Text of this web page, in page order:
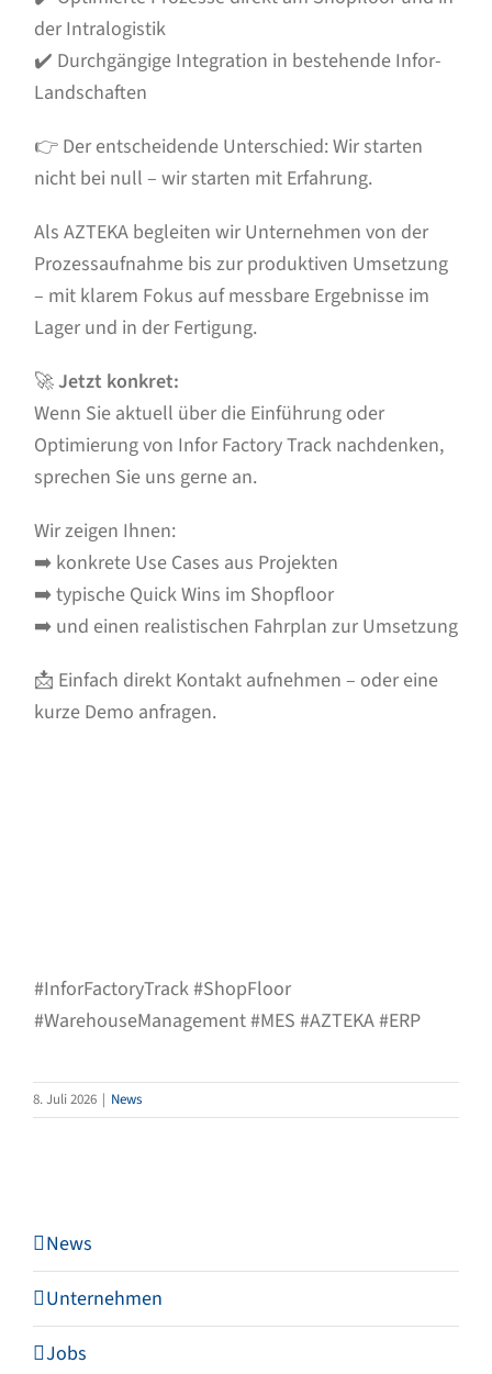
der Intralogistik
✔️ Durchgängige Integration in bestehende Infor-
Landschaften
👉 Der entscheidende Unterschied: Wir starten
nicht bei null – wir starten mit Erfahrung.
Als AZTEKA begleiten wir Unternehmen von der
Prozessaufnahme bis zur produktiven Umsetzung
– mit klarem Fokus auf messbare Ergebnisse im
Lager und in der Fertigung.
🚀Jetzt konkret:
Wenn Sie aktuell über die Einführung oder
Optimierung von Infor Factory Track nachdenken,
sprechen Sie uns gerne an.
Wir zeigen Ihnen:
➡️ konkrete Use Cases aus Projekten
➡️ typische Quick Wins im Shopfloor
➡️ und einen realistischen Fahrplan zur Umsetzung
📩 Einfach direkt Kontakt aufnehmen – oder eine
kurze Demo anfragen.
#InforFactoryTrack #ShopFloor
#WarehouseManagement #MES #AZTEKA #ERP
8. Juli 2026 | News
News
Unternehmen
Jobs